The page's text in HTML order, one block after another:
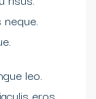
leo.
eros